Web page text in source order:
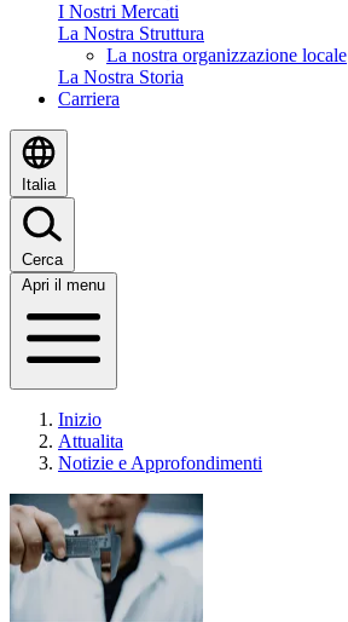
I Nostri Mercati
La Nostra Struttura
La nostra organizzazione locale
La Nostra Storia
Carriera
Italia
Cerca
Apri il menu
Inizio
Attualita
Notizie e Approfondimenti